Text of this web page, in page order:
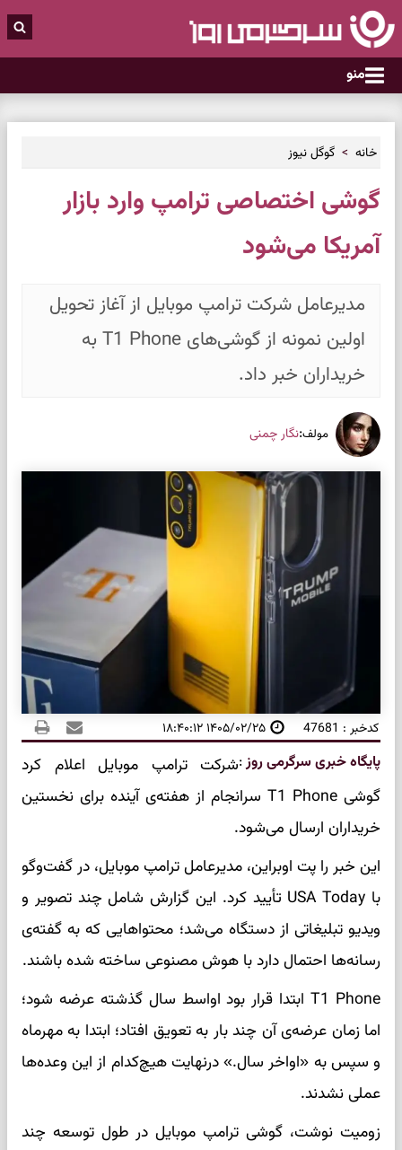
منو
خانه گوگل نیوز
گوشی اختصاصی ترامپ وارد بازار
آمریکا می‌شود
مدیرعامل شرکت ترامپ موبایل از آغاز تحویل
اولین نمونه از گوشی‌های T1 Phone به
خریداران خبر داد.
مولف:نگار چمنی
کدخبر : 47681 ۱۴۰۵/۰۲/۲۵ ۱۸:۴۰:۱۲
پایگاه خبری سرگرمی روز:شرکت ترامپ موبایل اعلام کرد
گوشی T1 Phone سرانجام از هفته‌ی آینده برای نخستین
خریداران ارسال می‌شود.
این خبر را پت اوبراین، مدیرعامل ترامپ موبایل، در گفت‌وگو
با USA Today تأیید کرد. این گزارش شامل چند تصویر و
ویدیو تبلیغاتی از دستگاه می‌شد؛ محتواهایی که به گفته‌ی
رسانه‌ها احتمال دارد با هوش مصنوعی ساخته شده باشند.
T1 Phone ابتدا قرار بود اواسط سال گذشته عرضه شود؛
اما زمان عرضه‌ی آن چند بار به تعویق افتاد؛ ابتدا به مهرماه
و سپس به «اواخر سال.» درنهایت هیچ‌کدام از این وعده‌ها
عملی نشدند.
زومیت نوشت، گوشی ترامپ موبایل در طول توسعه چند